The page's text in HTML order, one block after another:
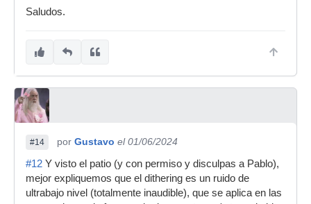
Saludos.
#14 por Gustavo el 01/06/2024
#12 Y visto el patio (y con permiso y disculpas a Pablo),
mejor expliquemos que el dithering es un ruido de
ultrabajo nivel (totalmente inaudible), que se aplica en las